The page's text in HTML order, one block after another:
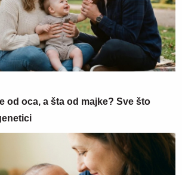
od oca, a šta od majke? Sve što